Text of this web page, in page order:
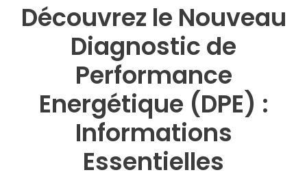
Découvrez le Nouveau
Diagnostic de
Performance
Energétique (DPE) :
Informations
Essentielles